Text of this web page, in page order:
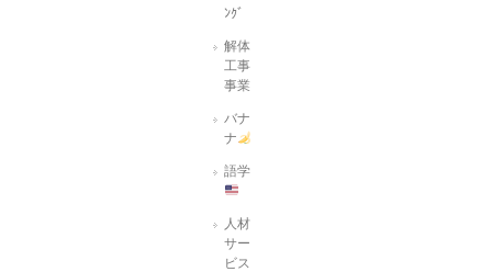
ﾝｸﾞ
解体
工事
事業
バナ
ナ
語学
人材
サー
ビス